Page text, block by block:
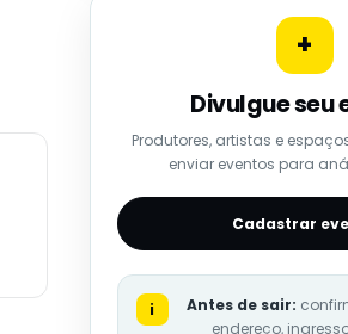
+
Divulgue seu
Produtores, artistas e
enviar eventos para
Cadastrar
i Antes de sair:
endereço,